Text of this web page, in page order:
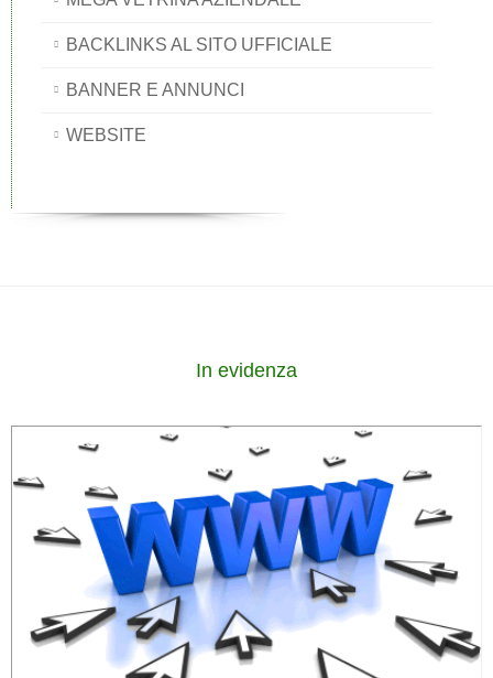
BACKLINKS AL SITO UFFICIALE
BANNER E ANNUNCI
WEBSITE
In evidenza